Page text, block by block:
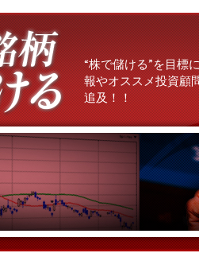
“株で儲ける”を目標
報やオススメ投資顧
追及！！